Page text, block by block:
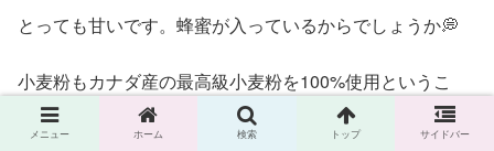
とっても甘いです。蜂蜜が入っているからでしょうか💭
小麦粉もカナダ産の最高級小麦粉を100%使用というこ
と！
メニュー ホーム 検索 トップ サイドバー